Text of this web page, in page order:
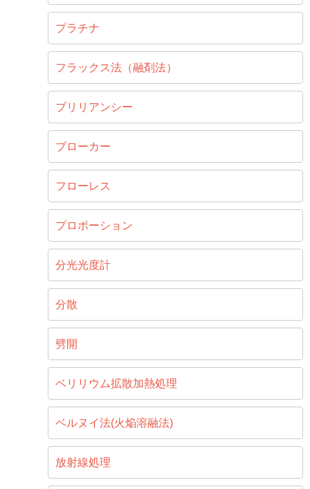
プラチナ
フラックス法（融剤法）
ブリリアンシー
ブローカー
フローレス
プロポーション
分光光度計
分散
劈開
ベリリウム拡散加熱処理
ベルヌイ法(火焔溶融法)
放射線処理